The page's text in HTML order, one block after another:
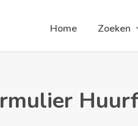
Home Zoeken